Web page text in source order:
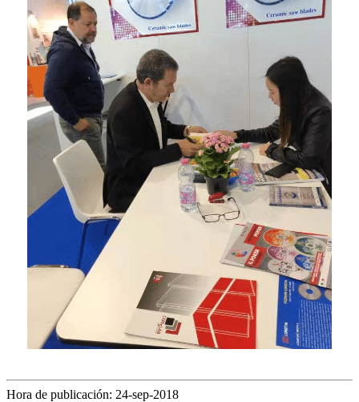
Hora de publicación: 24-sep-2018